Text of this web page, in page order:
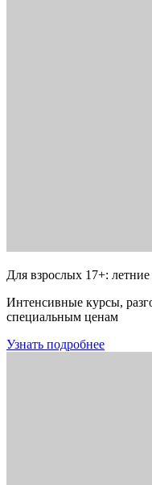
Для взрослых 17+:
Интенсивные курсы,
специальным ценам
Узнать подробнее